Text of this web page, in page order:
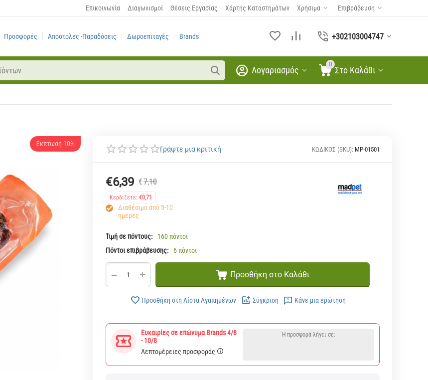
Επικοινωνία Διαγωνισμοί Θέσεις Εργασίας Χάρτης Καταστημάτων Χρήσιμα Επιβράβευση
Προσφορές Αποστολές -Παραδόσεις Δωροεπιταγές Brands +302103004747
0
Στο Καλάθι
Λογαριασμός
Γράψτε μια κριτική ΚΩΔΙΚΟΣ (SKU): MP-01501
€6,39 €7,10
Κερδίζετε: €0,71
Διαθέσιμο από 5-10
ημέρες
Τιμή σε πόντους:
160 πόντοι
Πόντοι επιβράβευσης:
6 πόντοι
+
− Προσθήκη στο Καλάθι
Προσθήκη στη Λίστα Αγαπημένων Σύγκριση Κάνε μια ερώτηση
Ευκαιρίες σε επώνυμα Brands 4/8
- 10/8
Λεπτομέρειες προσφοράς
Η προσφορά λήγει σε: